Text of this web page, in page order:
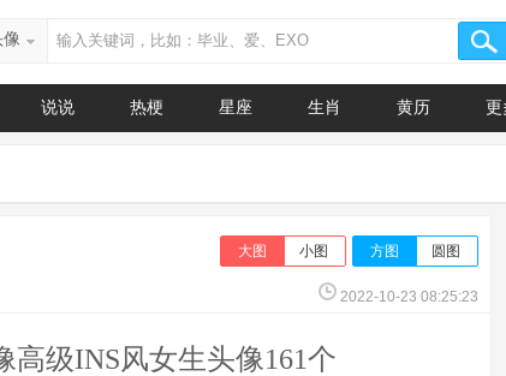
说说 热梗 星座 生肖 黄历 更
大图 小图 方图 圆图
2022-10-23 08:25:23
高级INS风女生头像161个